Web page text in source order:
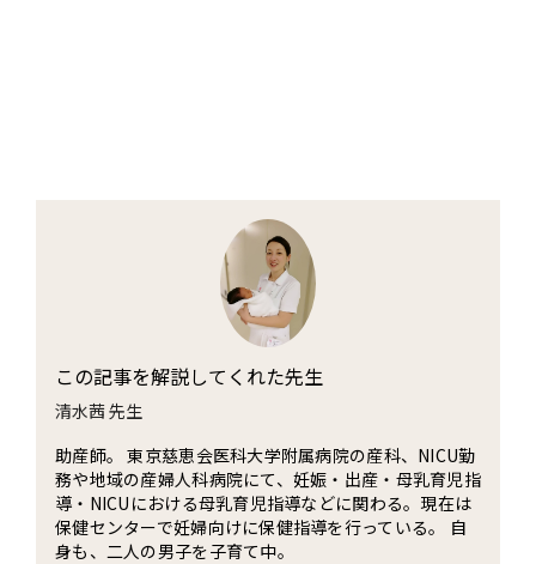
この記事を解説してくれた先生
清水茜 先生
助産師。 東京慈恵会医科大学附属病院の産科、NICU勤
務や地域の産婦人科病院にて、妊娠・出産・母乳育児指
導・NICUにおける母乳育児指導などに関わる。現在は
保健センターで妊婦向けに保健指導を行っている。 自
身も、二人の男子を子育て中。